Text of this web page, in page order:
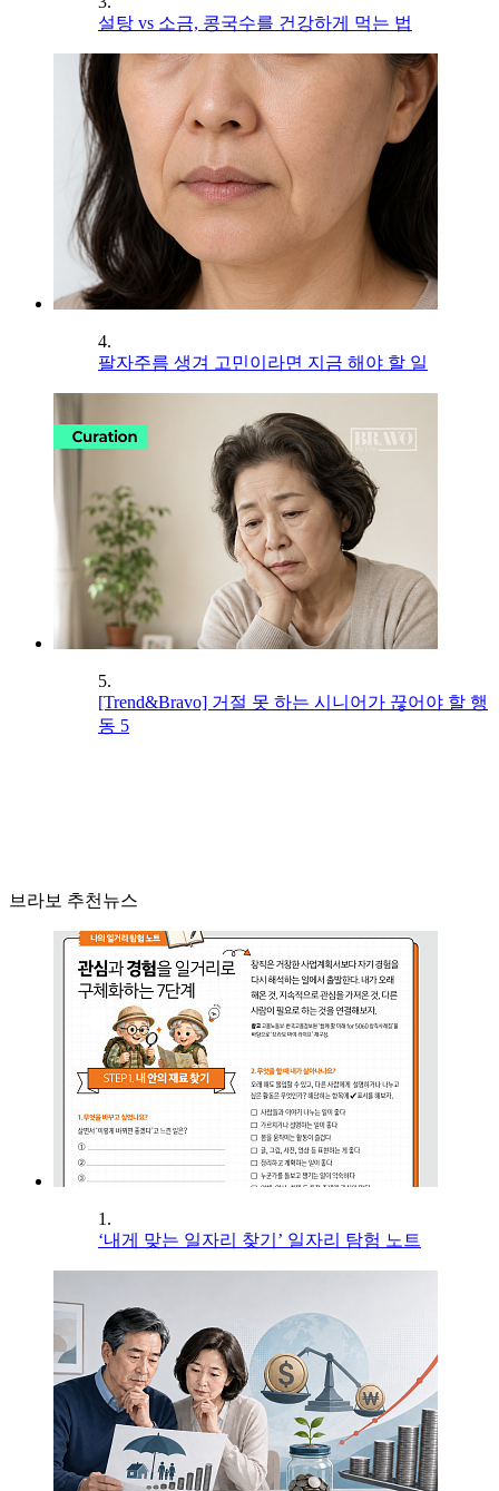
설탕 vs 소금, 콩국수를 건강하게 먹는 법
4.
팔자주름 생겨 고민이라면 지금 해야 할 일
5.
[Trend&Bravo] 거절 못 하는 시니어가 끊어야 할 행
동 5
브라보 추천뉴스
1.
‘내게 맞는 일자리 찾기’ 일자리 탐험 노트